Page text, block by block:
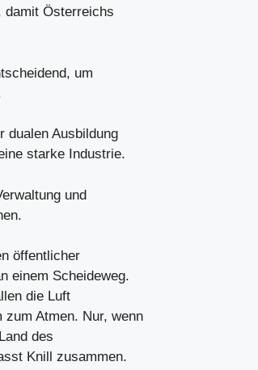
damit Österreichs
um
dualen Ausbildung
starke Industrie.
und
öffentlicher
einem Scheideweg.
die Luft
Atmen. Nur, wenn
des
Knill zusammen.